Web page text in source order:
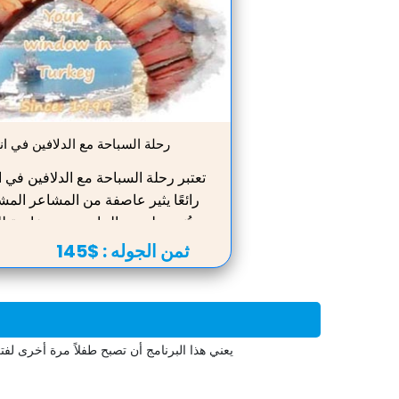
رحلة السباحة مع الدلافين في
تعتبر رحلة السباحة مع الدلافين في
رائعًا يثير عاصفة من المشاعر
تُنسى لجميع الحاضرين ، وخاصة
الصغار. زيارة دولفيناريوم
البحر الأذكياء اللطفاء سوف
بصحبتهم في وجود مدرب متمرس.
على اتصال بالثدييات بالكثير من
الفندق في حالة مزاجية رائعة.
ثمن الجوله : $145
يعني هذا البرنامج أن تصبح طفلاً مرة أخرى